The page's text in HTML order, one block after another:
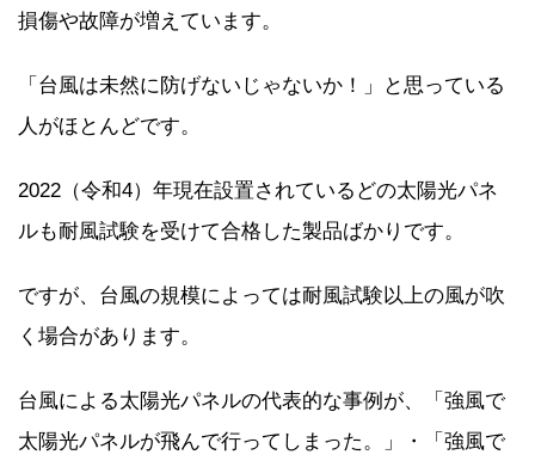
損傷や故障が増えています。
「台風は未然に防げないじゃないか！」と思っている
人がほとんどです。
2022（令和4）年現在設置されているどの太陽光パネ
ルも耐風試験を受けて合格した製品ばかりです。
ですが、台風の規模によっては耐風試験以上の風が吹
く場合があります。
台風による太陽光パネルの代表的な事例が、「強風で
太陽光パネルが飛んで行ってしまった。」・「強風で